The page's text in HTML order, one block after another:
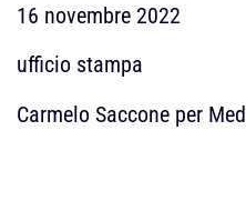
16 novembre 2022
ufficio stampa
Carmelo Saccone per